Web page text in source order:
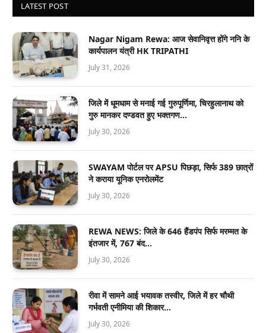
LATEST POST
Nagar Nigam Rewa: आज सेवानिवृत्त होंगे ननि के
कार्यपालन यंत्री HK TRIPATHI
July 31, 2026
जिले में धूमधाम से मनाई गई गुरुपूर्णिमा, चिरहुलानाथ को
गुरु मानकर दण्डवत हुए भक्तगण…
July 30, 2026
SWAYAM पोर्टल पर APSU पिछड़ा, सिर्फ 389 छात्रों
ने कराया यूनिक एनरोलमेंट
July 30, 2026
REWA NEWS: जिले के 646 हैंडपंप सिर्फ मरम्मत के
इंतजार में, 767 बंद…
July 30, 2026
रीवा में सामने आई भयावक तस्वीर, जिले में हर चौथी
गर्भवती एनीमिया की शिकार…
July 30, 2026